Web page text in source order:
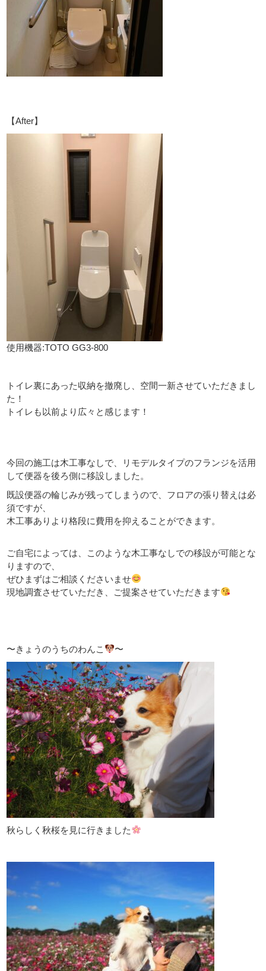
【After】
使用機器:TOTO GG3-800
トイレ裏にあった収納を撤廃し、空間一新させていただきまし
た！
トイレも以前より広々と感じます！
今回の施工は木工事なしで、リモデルタイプのフランジを活用
して便器を後ろ側に移設しました。
既設便器の輪じみが残ってしまうので、フロアの張り替えは必
須ですが、
木工事ありより格段に費用を抑えることができます。
ご自宅によっては、このような木工事なしでの移設が可能とな
りますので、
ぜひまずはご相談くださいませ
現地調査させていただき、ご提案させていただきます
〜きょうのうちのわんこ 〜
秋らしく秋桜を見に行きました